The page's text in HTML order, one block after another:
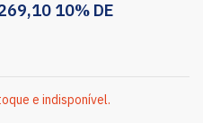
10% DE
e indisponível.